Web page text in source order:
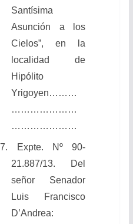
Santísima
Asunción a los
Cielos”, en la
localidad de
Hipólito
Yrigoyen………
…………………
…………………
7. Expte. Nº 90-
21.887/13. Del
señor Senador
Luis Francisco
D’Andrea: